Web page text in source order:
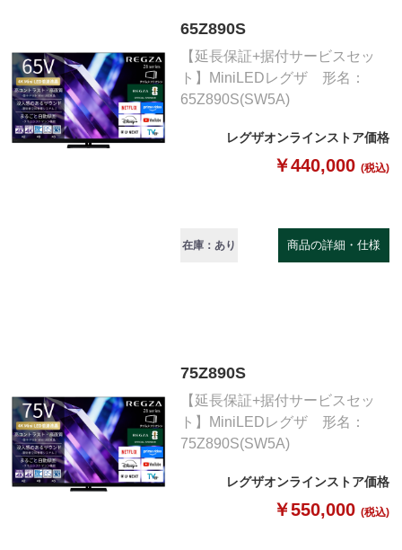
65Z890S
【延長保証+据付サービスセッ
ト】MiniLEDレグザ 形名：
65Z890S(SW5A)
レグザオンラインストア価格
￥440,000 (税込)
在庫：あり 商品の詳細・仕様
75Z890S
【延長保証+据付サービスセッ
ト】MiniLEDレグザ 形名：
75Z890S(SW5A)
レグザオンラインストア価格
￥550,000 (税込)